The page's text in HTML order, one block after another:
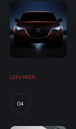
LEES MEER
04